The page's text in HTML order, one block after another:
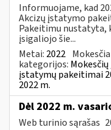
Informuojame, kad
Akcizų įstatymo
Pakeitimu nustatyta,
įsigaliojo šie...
Metai: 2022
kategorijos:
įstatymų pakeitimai
2022 m.
Dėl 2022 m.
Web turinio sąrašas